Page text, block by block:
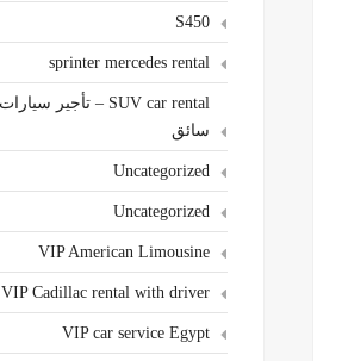
S450
sprinter mercedes rental
سائق
Uncategorized
Uncategorized
VIP American Limousine
VIP Cadillac rental with driver
VIP car service Egypt